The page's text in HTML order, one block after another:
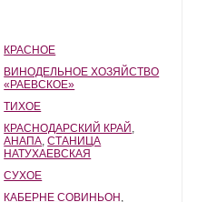
КРАСНОЕ
ВИНОДЕЛЬНОЕ ХОЗЯЙСТВО
«РАЕВСКОЕ»
ТИХОЕ
КРАСНОДАРСКИЙ КРАЙ
АНАПА ,СТАНИЦА
НАТУХАЕВСКАЯ
СУХОЕ
КАБЕРНЕ СОВИНЬОН